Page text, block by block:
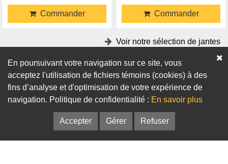
Commander Commander
Voir notre sélection de jantes
Accessoires
Adaptateurs Bagues de centrage
En poursuivant votre navigation sur ce site, vous
acceptez l'utilisation de fichiers témoins (cookies) à des
fins d’analyse et d'optimisation de votre expérience de
navigation. Politique de confidentialité : En savoir plus
Accepter Gérer Refuser